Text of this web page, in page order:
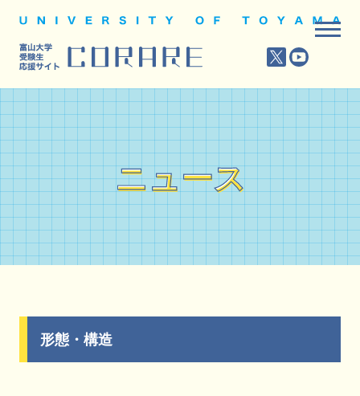
ニュース
ニュース
形態・構造